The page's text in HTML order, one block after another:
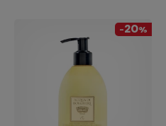
-20%